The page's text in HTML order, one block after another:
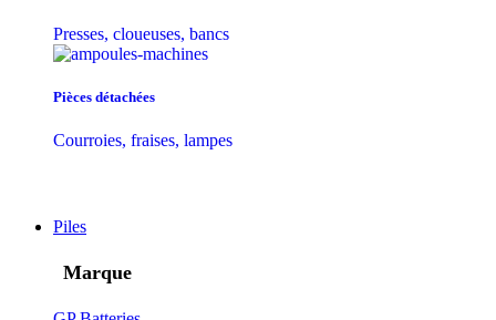
Presses, cloueuses, bancs
Pièces détachées
Courroies, fraises, lampes
Piles
Marque